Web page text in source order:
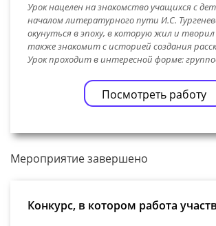
Урок нацелен на знакомство учащихся с
началом литературного пути И.С.
окунуться в эпоху, в которую жил и
также знакомит с историей создания
Урок проходит в интересной форме:
Посмотреть работу
Мероприятие завершено
Конкурс, в котором работа